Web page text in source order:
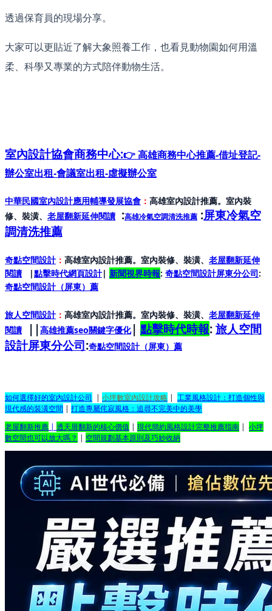
透過保育員的現場分享。
大家可以更貼近了解大象照養工作，也看見動物園如何用溫
柔、科學又專業的方式陪伴動物生活。
室內設計協會商務中心:👉 高雄商務中心推薦-借址登記-
辦公室出租-會議室出租-虛擬辦公室
中華民國室內設計應用輔導發展協會 ： 高雄室內設計推薦。室內裝
修、裝潢、 老屋翻新延伸閱讀 :高雄冷氣空調清洗推薦 :屏東冷氣空
調清洗推薦
奇點空間設計： 高雄室內設計推薦。室內裝修、裝潢、 老屋翻新延伸
閱讀 |點擊時代網頁設計| 新聞視界時報: 奇點空間設計屏東分公司:
奇點空間設計（屏東） 薦
旅人空間設計： 高雄室內設計推薦。室內裝修、裝潢、 老屋翻新延伸
閱讀
||高雄推薦seo關鍵字優化| 點擊時代時報: 旅人空間
設計屏東分公司:奇點空間設計（屏東） 薦
如何選擇好的室內設計公司 | 小坪數室內設計攻略 | 工業風格設計：打造個性與
現代感的裝潢空間 | 打造專屬侘寂風格：追尋不完美中的美學
老屋翻新推薦 | 透天厝翻新的核心價值 | 現代簡約風格設計完整推薦指南 | 小坪
數空間也可以放大嗎？ | 空間規劃基本原則及巧妙收納